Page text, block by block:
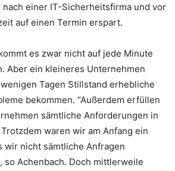
einer IT-Sicherheitsfirma und vor
auf einen Termin erspart.
es zwar nicht auf jede Minute
Aber ein kleineres Unternehmen
Tagen Stillstand erhebliche
bekommen. “Außerdem erfüllen
sämtliche Anforderungen in
waren wir am Anfang ein
wir nicht sämtliche Anfragen
so Achenbach. Doch mittlerweile